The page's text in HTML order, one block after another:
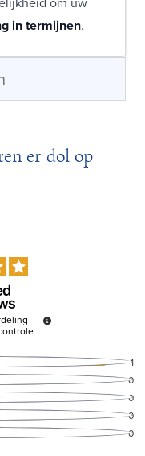
in termijnen.
er dol op
1
0
0
0
0